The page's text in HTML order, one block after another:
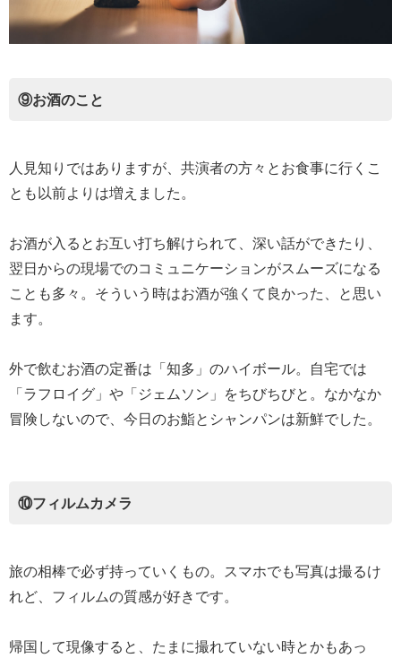
⑨お酒のこと
人見知りではありますが、共演者の方々とお食事に行くこ
とも以前よりは増えました。
お酒が入るとお互い打ち解けられて、深い話ができたり、
翌日からの現場でのコミュニケーションがスムーズになる
ことも多々。そういう時はお酒が強くて良かった、と思い
ます。
外で飲むお酒の定番は「知多」のハイボール。自宅では
「ラフロイグ」や「ジェムソン」をちびちびと。なかなか
冒険しないので、今日のお鮨とシャンパンは新鮮でした。
⑩フィルムカメラ
旅の相棒で必ず持っていくもの。スマホでも写真は撮るけ
れど、フィルムの質感が好きです。
帰国して現像すると、たまに撮れていない時とかもあっ